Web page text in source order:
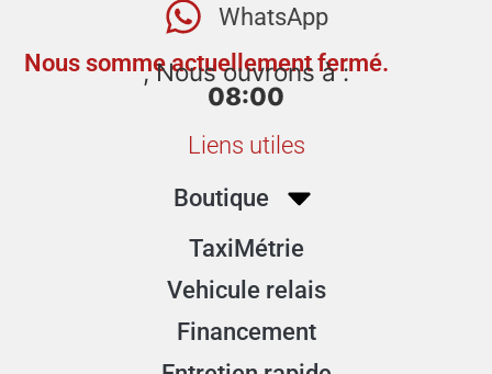
WhatsApp
Nous somme actuellement fermé.
, Nous ouvrons à :
08:00
Liens utiles
Boutique
TaxiMétrie
Vehicule relais
Financement